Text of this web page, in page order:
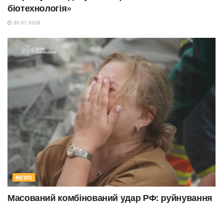
біотехнологія»
30.07.2026
NEWS
Масований комбінований удар РФ: руйнування